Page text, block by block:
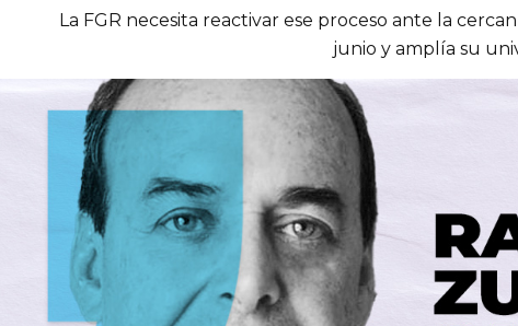
La FGR necesita reactivar ese proceso ante la
junio y amplía su